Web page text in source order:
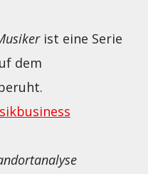
ist eine Serie
dem